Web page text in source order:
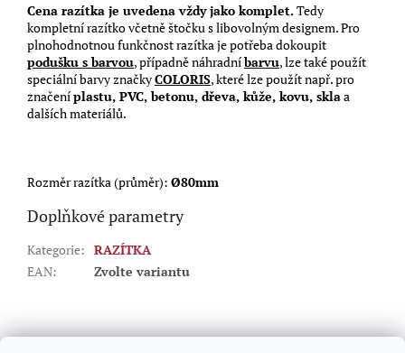
Cena razítka je uvedena vždy jako komplet.Tedy
kompletní razítko včetně štočku s libovolným designem. Pro
plnohodnotnou funkčnost razítka je potřeba dokoupit
podušku s barvou, případně náhradníbarvu, lze také použít
speciální barvy značkyCOLORIS, které lze použít např. pro
značeníplastu, PVC, betonu, dřeva, kůže, kovu, sklaa
dalších materiálů.
Rozměr razítka (průměr): Ø80mm
Doplňkové parametry
Kategorie: RAZÍTKA
EAN: Zvolte variantu
á